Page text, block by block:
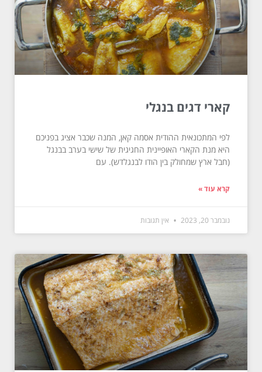
קארי דגים בנגלי
לפי המתכונאית ההודית אסמה קאן, המנה שכבר אציג בפניכם
היא מנת הקארי האופיינית החגיגית של שישי בערב בבנגל
(חבל ארץ שמחולק בין הודו לבנגלדש). עם
קרא עוד »
נובמבר 20, 2023 אין תגובות